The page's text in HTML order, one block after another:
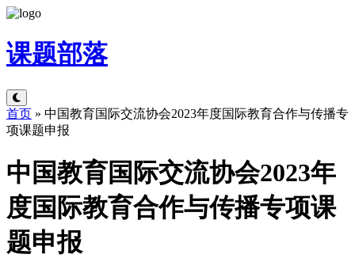
课题部落
首页 » 中国教育国际交流协会2023年度国际教育合作与传播专
项课题申报
中国教育国际交流协会2023年
度国际教育合作与传播专项课
题申报